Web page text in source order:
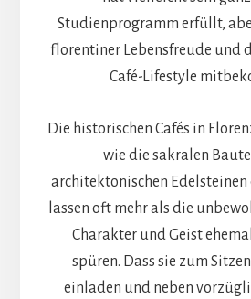
Studienprogramm erfüllt,
florentiner Lebensfreude und
Café-Lifestyle
Die historischen Cafés in
wie die sakralen
architektonischen
lassen oft mehr als die
Charakter und Geist
spüren. Dass sie zum
einladen und neben